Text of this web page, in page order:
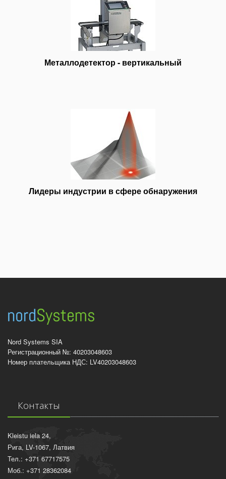
Металлодетектор - вертикальный
Лидеры индустрии в сфере обнаружения
Nord Systems SIA
Регистрационный №: 40203048603
Номер плательщика НДС: LV40203048603
Контакты
Kleistu iela 24,
Рига, LV-1067, Латвия
Тел.: +371 67717575
Моб.: +371 28362084